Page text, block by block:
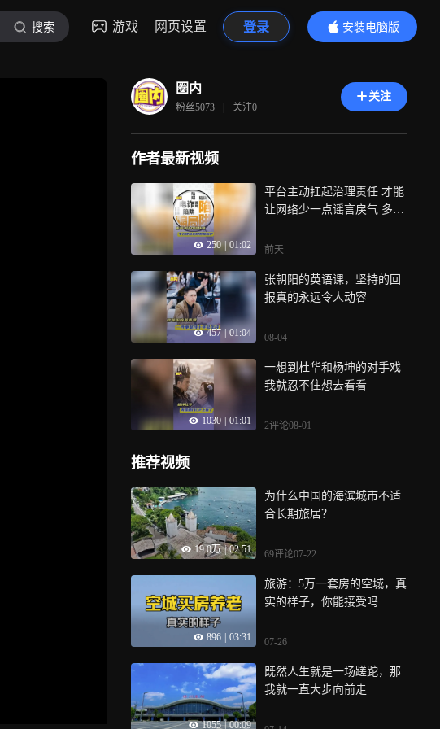
搜索 游戏 网页设置 登录
安装电脑版
内容更精彩
圈内
粉丝5073 | 关注0
关注
作者最新视频
250 | 01:02
平台主动扛起治理责任 才能
让网络少一点谣言戾气 多一
前天
457 01:04
张朝阳的英语课，坚持的回
报真的永远令人动容
08-04
1030 01:01
一想到杜华和杨坤的对手戏
我就忍不住想去看看
2评论08-01
推荐视频
19.0万 | 02:51
为什么中国的海滨城市不适
合长期旅居？
69评论07-22
896 03:31
旅游：5万一套房的空城，真
实的样子，你能接受吗
07-26
1055 | 00:09
既然人生就是一场蹉跎，那
我就一直大步向前走